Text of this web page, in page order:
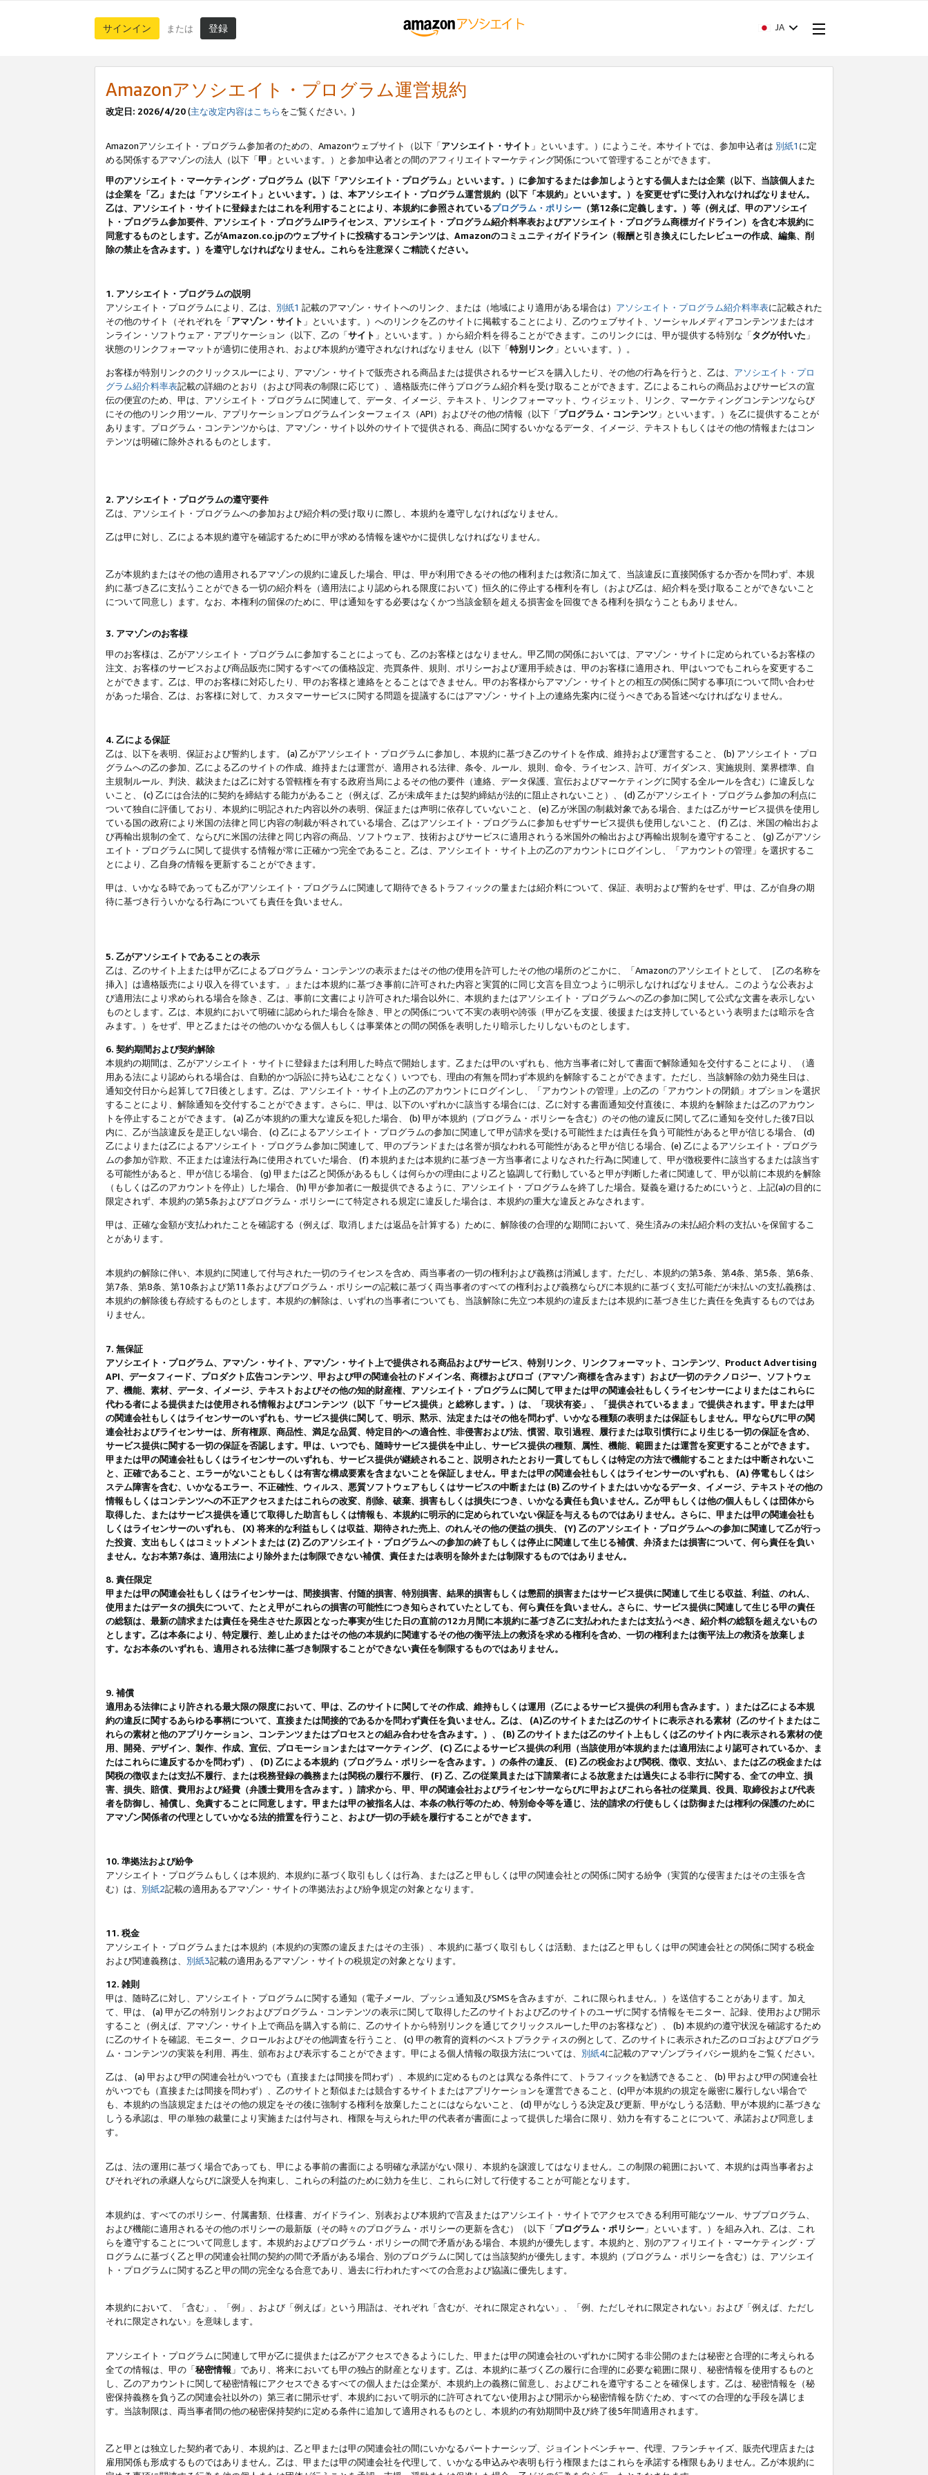
サインイン または 登録 JA
Amazonアソシエイト・プログラム運営規約
改定日: 2026/4/20(主な改定内容はこちらをご覧ください。)
Amazonアソシエイト・プログラム参加者のための、Amazonウェブサイト（以下「アソシエイト・サイト 」といいます。）にようこそ。本サイトでは、参加申込者は 別紙1 に定
める関係するアマゾンの法人（以下「甲 」といいます。）と参加申込者との間のアフィリエイトマーケティング関係について管理することができます。
甲のアソシエイト・マーケティング・プログラム（以下「アソシエイト・プログラム」といいます。）に参加するまたは参加しようとする個人または企業（以下、当該個人また
は企業を「乙」または「アソシエイト」といいます。）は、本アソシエイト・プログラム運営規約（以下「本規約」といいます。）を変更せずに受け入れなければなりません。
乙は、アソシエイト・サイトに登録またはこれを利用することにより、本規約に参照されているプログラム・ポリシー （第12条に定義します。）等（例えば、甲のアソシエイ
ト・プログラム参加要件、アソシエイト・プログラムIPライセンス、アソシエイト・プログラム紹介料率表およびアソシエイト・プログラム商標ガイドライン）を含む本規約に
同意するものとします。乙がAmazon.co.jpのウェブサイトに投稿するコンテンツは、Amazonのコミュニティガイドライン（報酬と引き換えにしたレビューの作成、編集、削
除の禁止を含みます。）を遵守しなければなりません。これらを注意深くご精読ください。
1. アソシエイト・プログラムの説明
アソシエイト・プログラムにより、乙は、 別紙1 記載のアマゾン・サイトへのリンク、または（地域により適用がある場合は） アソシエイト・プログラム紹介料率表に記載された
その他のサイト（それぞれを「アマゾン・サイト 」といいます。）へのリンクを乙のサイトに掲載することにより、乙のウェブサイト、ソーシャルメディアコンテンツまたはオ
ンライン・ソフトウェア・アプリケーション（以下、乙の「サイト 」といいます。）から紹介料を得ることができます。このリンクには、甲が提供する特別な「タグが付いた 」
状態のリンクフォーマットが適切に使用され、および本規約が遵守されなければなりません（以下「特別リンク 」といいます。）。
お客様が特別リンクのクリックスルーにより、アマゾン・サイトで販売される商品または提供されるサービスを購入したり、その他の行為を行うと、乙は、 アソシエイト・プロ
グラム紹介料率表記載の詳細のとおり（および同表の制限に応じて）、適格販売に伴うプログラム紹介料を受け取ることができます。乙によるこれらの商品およびサービスの宣
伝の便宜のため、甲は、アソシエイト・プログラムに関連して、データ、イメージ、テキスト、リンクフォーマット、ウィジェット、リンク、マーケティングコンテンツならび
にその他のリンク用ツール、アプリケーションプログラムインターフェイス（API）およびその他の情報（以下「プログラム・コンテンツ 」といいます。）を乙に提供することが
あります。プログラム・コンテンツからは、アマゾン・サイト以外のサイトで提供される、商品に関するいかなるデータ、イメージ、テキストもしくはその他の情報またはコン
テンツは明確に除外されるものとします。
2. アソシエイト・プログラムの遵守要件
乙は、アソシエイト・プログラムへの参加および紹介料の受け取りに際し、本規約を遵守しなければなりません。
乙は甲に対し、乙による本規約遵守を確認するために甲が求める情報を速やかに提供しなければなりません。
乙が本規約またはその他の適用されるアマゾンの規約に違反した場合、甲は、甲が利用できるその他の権利または救済に加えて、当該違反に直接関係するか否かを問わず、本規
約に基づき乙に支払うことができる一切の紹介料を（適用法により認められる限度において）恒久的に停止する権利を有し（および乙は、紹介料を受け取ることができないこと
について同意し）ます。なお、本権利の留保のために、甲は通知をする必要はなくかつ当該金額を超える損害金を回復できる権利を損なうこともありません。
3. アマゾンのお客様
甲のお客様は、乙がアソシエイト・プログラムに参加することによっても、乙のお客様とはなりません。甲乙間の関係においては、アマゾン・サイトに定められているお客様の
注文、お客様のサービスおよび商品販売に関するすべての価格設定、売買条件、規則、ポリシーおよび運用手続きは、甲のお客様に適用され、甲はいつでもこれらを変更するこ
とができます。乙は、甲のお客様に対応したり、甲のお客様と連絡をとることはできません。甲のお客様からアマゾン・サイトとの相互の関係に関する事項について問い合わせ
があった場合、乙は、お客様に対して、カスタマーサービスに関する問題を提議するにはアマゾン・サイト上の連絡先案内に従うべきである旨述べなければなりません。
4. 乙による保証
乙は、以下を表明、保証および誓約します。 (a) 乙がアソシエイト・プログラムに参加し、本規約に基づき乙のサイトを作成、維持および運営すること、 (b) アソシエイト・プロ
グラムへの乙の参加、乙による乙のサイトの作成、維持または運営が、適用される法律、条令、ルール、規則、命令、ライセンス、許可、ガイダンス、実施規則、業界標準、自
主規制ルール、判決、裁決または乙に対する管轄権を有する政府当局によるその他の要件（連絡、データ保護、宣伝およびマーケティングに関する全ルールを含む）に違反しな
いこと、 (c) 乙には合法的に契約を締結する能力があること（例えば、乙が未成年または契約締結が法的に阻止されないこと）、 (d) 乙がアソシエイト・プログラム参加の利点に
ついて独自に評価しており、本規約に明記された内容以外の表明、保証または声明に依存していないこと、 (e) 乙が米国の制裁対象である場合、または乙がサービス提供を使用し
ている国の政府により米国の法律と同じ内容の制裁が科されている場合、乙はアソシエイト・プログラムに参加もせずサービス提供も使用しないこと、 (f) 乙は、米国の輸出およ
び再輸出規制の全て、ならびに米国の法律と同じ内容の商品、ソフトウェア、技術およびサービスに適用されうる米国外の輸出および再輸出規制を遵守すること、 (g) 乙がアソシ
エイト・プログラムに関して提供する情報が常に正確かつ完全であること。乙は、アソシエイト・サイト上の乙のアカウントにログインし、「アカウントの管理」を選択するこ
とにより、乙自身の情報を更新することができます。
甲は、いかなる時であっても乙がアソシエイト・プログラムに関連して期待できるトラフィックの量または紹介料について、保証、表明および誓約をせず、甲は、乙が自身の期
待に基づき行ういかなる行為についても責任を負いません。
5. 乙がアソシエイトであることの表示
乙は、乙のサイト上または甲が乙によるプログラム・コンテンツの表示またはその他の使用を許可したその他の場所のどこかに、「Amazonのアソシエイトとして、［乙の名称を
挿入］は適格販売により収入を得ています。」または本規約に基づき事前に許可された内容と実質的に同じ文言を目立つように明示しなければなりません。このような公表およ
び適用法により求められる場合を除き、乙は、事前に文書により許可された場合以外に、本規約またはアソシエイト・プログラムへの乙の参加に関して公式な文書を表示しない
ものとします。乙は、本規約において明確に認められた場合を除き、甲との関係について不実の表明や誇張（甲が乙を支援、後援または支持しているという表明または暗示を含
みます。）をせず、甲と乙またはその他のいかなる個人もしくは事業体との間の関係を表明したり暗示したりしないものとします。
6. 契約期間および契約解除
本規約の期間は、乙がアソシエイト・サイトに登録または利用した時点で開始します。乙または甲のいずれも、他方当事者に対して書面で解除通知を交付することにより、（適
用ある法により認められる場合は、自動的かつ訴訟に持ち込むことなく）いつでも、理由の有無を問わず本規約を解除することができます。ただし、当該解除の効力発生日は、
通知交付日から起算して7日後とします。乙は、アソシエイト・サイト上の乙のアカウントにログインし、「アカウントの管理」上の乙の「アカウントの閉鎖」オプションを選択
することにより、解除通知を交付することができます。さらに、甲は、以下のいずれかに該当する場合には、乙に対する書面通知交付直後に、本規約を解除または乙のアカウン
トを停止することができます。 (a) 乙が本規約の重大な違反を犯した場合、 (b) 甲が本規約（プログラム・ポリシーを含む）のその他の違反に関して乙に通知を交付した後7日以
内に、乙が当該違反を是正しない場合、 (c) 乙によるアソシエイト・プログラムの参加に関連して甲が請求を受ける可能性または責任を負う可能性があると甲が信じる場合、 (d)
乙によりまたは乙によるアソシエイト・プログラム参加に関連して、甲のブランドまたは名誉が損なわれる可能性があると甲が信じる場合、(e) 乙によるアソシエイト・プログラ
ムの参加が詐欺、不正または違法行為に使用されていた場合、 (f) 本規約または本規約に基づき一方当事者によりなされた行為に関連して、甲が徴税要件に該当するまたは該当す
る可能性があると、甲が信じる場合、 (g) 甲または乙と関係があるもしくは何らかの理由により乙と協調して行動していると甲が判断した者に関連して、甲が以前に本規約を解除
（もしくは乙のアカウントを停止）した場合、 (h) 甲が参加者に一般提供できるように、アソシエイト・プログラムを終了した場合。疑義を避けるためにいうと、上記(a)の目的に
限定されず、本規約の第5条およびプログラム・ポリシーにて特定される規定に違反した場合は、本規約の重大な違反とみなされます。
甲は、正確な金額が支払われたことを確認する（例えば、取消しまたは返品を計算する）ために、解除後の合理的な期間において、発生済みの未払紹介料の支払いを保留するこ
とがあります。
本規約の解除に伴い、本規約に関連して付与された一切のライセンスを含め、両当事者の一切の権利および義務は消滅します。ただし、本規約の第3条、第4条、第5条、第6条、
第7条、第8条、第10条および第11条およびプログラム・ポリシーの記載に基づく両当事者のすべての権利および義務ならびに本規約に基づく支払可能だが未払いの支払義務は、
本規約の解除後も存続するものとします。本規約の解除は、いずれの当事者についても、当該解除に先立つ本規約の違反または本規約に基づき生じた責任を免責するものではあ
りません。
7. 無保証
アソシエイト・プログラム、アマゾン・サイト、アマゾン・サイト上で提供される商品およびサービス、特別リンク、リンクフォーマット、コンテンツ、Product Advertising
API、データフィード、プロダクト広告コンテンツ、甲および甲の関連会社のドメイン名、商標およびロゴ（アマゾン商標を含みます）および一切のテクノロジー、ソフトウェ
ア、機能、素材、データ、イメージ、テキストおよびその他の知的財産権、アソシエイト・プログラムに関して甲または甲の関連会社もしくライセンサーによりまたはこれらに
代わる者による提供または使用される情報およびコンテンツ（以下「サービス提供」と総称します。）は、「現状有姿」、「提供されているまま」で提供されます。甲または甲
の関連会社もしくはライセンサーのいずれも、サービス提供に関して、明示、黙示、法定またはその他を問わず、いかなる種類の表明または保証もしません。甲ならびに甲の関
連会社およびライセンサーは、所有権原、商品性、満足な品質、特定目的への適合性、非侵害および法、慣習、取引過程、履行または取引慣行により生じる一切の保証を含め、
サービス提供に関する一切の保証を否認します。甲は、いつでも、随時サービス提供を中止し、サービス提供の種類、属性、機能、範囲または運営を変更することができます。
甲または甲の関連会社もしくはライセンサーのいずれも、サービス提供が継続されること、説明されたとおり一貫してもしくは特定の方法で機能することまたは中断されないこ
と、正確であること、エラーがないこともしくは有害な構成要素を含まないことを保証しません。甲または甲の関連会社もしくはライセンサーのいずれも、 (A) 停電もしくはシ
ステム障害を含む、いかなるエラー、不正確性、ウィルス、悪質ソフトウェアもしくはサービスの中断または (B) 乙のサイトまたはいかなるデータ、イメージ、テキストその他の
情報もしくはコンテンツへの不正アクセスまたはこれらの改変、削除、破棄、損害もしくは損失につき、いかなる責任も負いません。乙が甲もしくは他の個人もしくは団体から
取得した、またはサービス提供を通じて取得した助言もしくは情報も、本規約に明示的に定められていない保証を与えるものではありません。さらに、甲または甲の関連会社も
しくはライセンサーのいずれも、 (X) 将来的な利益もしくは収益、期待された売上、のれんその他の便益の損失、 (Y) 乙のアソシエイト・プログラムへの参加に関連して乙が行っ
た投資、支出もしくはコミットメントまたは (Z) 乙のアソシエイト・プログラムへの参加の終了もしくは停止に関連して生じる補償、弁済または損害について、何ら責任を負い
ません。なお本第7条は、適用法により除外または制限できない補償、責任または表明を除外または制限するものではありません。
8. 責任限定
甲または甲の関連会社もしくはライセンサーは、間接損害、付随的損害、特別損害、結果的損害もしくは懲罰的損害またはサービス提供に関連して生じる収益、利益、のれん、
使用またはデータの損失について、たとえ甲がこれらの損害の可能性につき知らされていたとしても、何ら責任を負いません。さらに、サービス提供に関連して生じる甲の責任
の総額は、最新の請求または責任を発生させた原因となった事実が生じた日の直前の12カ月間に本規約に基づき乙に支払われたまたは支払うべき、紹介料の総額を超えないもの
とします。乙は本条により、特定履行、差し止めまたはその他の本規約に関連するその他の衡平法上の救済を求める権利を含め、一切の権利または衡平法上の救済を放棄しま
す。なお本条のいずれも、適用される法律に基づき制限することができない責任を制限するものではありません。
9. 補償
適用ある法律により許される最大限の限度において、甲は、乙のサイトに関してその作成、維持もしくは運用（乙によるサービス提供の利用も含みます。）または乙による本規
約の違反に関するあらゆる事柄について、直接または間接的であるかを問わず責任を負いません。乙は、 (A)乙のサイトまたは乙のサイトに表示される素材（乙のサイトまたはこ
れらの素材と他のアプリケーション、コンテンツまたはプロセスとの組み合わせを含みます。）、 (B) 乙のサイトまたは乙のサイト上もしくは乙のサイト内に表示される素材の使
用、開発、デザイン、製作、作成、宣伝、プロモーションまたはマーケティング、 (C) 乙によるサービス提供の利用（当該使用が本規約または適用法により認可されているか、ま
たはこれらに違反するかを問わず）、 (D) 乙による本規約（プログラム・ポリシーを含みます。）の条件の違反、 (E) 乙の税金および関税、徴収、支払い、または乙の税金または
関税の徴収または支払不履行、または税務登録の義務または関税の履行不履行、 (F) 乙、乙の従業員または下請業者による故意または過失による非行に関する、全ての申立、損
害、損失、賠償、費用および経費（弁護士費用を含みます。）請求から、甲、甲の関連会社およびライセンサーならびに甲およびこれら各社の従業員、役員、取締役および代表
者を防御し、補償し、免責することに同意します。甲または甲の被指名人は、本条の執行等のため、特別命令等を通じ、法的請求の行使もしくは防御または権利の保護のために
アマゾン関係者の代理としていかなる法的措置を行うこと、および一切の手続を履行することができます。
10. 準拠法および紛争
アソシエイト・プログラムもしくは本規約、本規約に基づく取引もしくは行為、または乙と甲もしくは甲の関連会社との関係に関する紛争（実質的な侵害またはその主張を含
む）は、 別紙2記載の適用あるアマゾン・サイトの準拠法および紛争規定の対象となります。
11. 税金
アソシエイト・プログラムまたは本規約（本規約の実際の違反またはその主張）、本規約に基づく取引もしくは活動、または乙と甲もしくは甲の関連会社との関係に関する税金
および関連義務は、 別紙3記載の適用あるアマゾン・サイトの税規定の対象となります。
12. 雑則
甲は、随時乙に対し、アソシエイト・プログラムに関する通知（電子メール、プッシュ通知及びSMSを含みますが、これに限られません。）を送信することがあります。加え
て、甲は、 (a) 甲が乙の特別リンクおよびプログラム・コンテンツの表示に関して取得した乙のサイトおよび乙のサイトのユーザに関する情報をモニター、記録、使用および開示
すること（例えば、アマゾン・サイト上で商品を購入する前に、乙のサイトから特別リンクを通じてクリックスルーした甲のお客様など）、 (b) 本規約の遵守状況を確認するため
に乙のサイトを確認、モニター、クロールおよびその他調査を行うこと、 (c) 甲の教育的資料のベストプラクティスの例として、乙のサイトに表示された乙のロゴおよびプログラ
ム・コンテンツの実装を利用、再生、頒布および表示することができます。甲による個人情報の取扱方法については、 別紙4に記載のアマゾンプライバシー規約をご覧ください。
乙は、 (a) 甲および甲の関連会社がいつでも（直接または間接を問わず）、本規約に定めるものとは異なる条件にて、トラフィックを勧誘できること、 (b) 甲および甲の関連会社
がいつでも（直接または間接を問わず）、乙のサイトと類似または競合するサイトまたはアプリケーションを運営できること、(c)甲が本規約の規定を厳密に履行しない場合で
も、本規約の当該規定またはその他の規定をその後に強制する権利を放棄したことにはならないこと、 (d) 甲がなしうる決定及び更新、甲がなしうる活動、甲が本規約に基づきな
しうる承認は、甲の単独の裁量により実施または付与され、権限を与えられた甲の代表者が書面によって提供した場合に限り、効力を有することについて、承諾および同意しま
す。
乙は、法の運用に基づく場合であっても、甲による事前の書面による明確な承諾がない限り、本規約を譲渡してはなりません。この制限の範囲において、本規約は両当事者およ
びそれぞれの承継人ならびに譲受人を拘束し、これらの利益のために効力を生じ、これらに対して行使することが可能となります。
本規約は、すべてのポリシー、付属書類、仕様書、ガイドライン、別表および本規約で言及またはアソシエイト・サイトでアクセスできる利用可能なツール、サブプログラム、
および機能に適用されるその他のポリシーの最新版（その時々のプログラム・ポリシーの更新を含む）（以下「プログラム・ポリシー 」といいます。）を組み入れ、乙は、これ
らを遵守することについて同意します。本規約およびプログラム・ポリシーの間で矛盾がある場合、本規約が優先します。本規約と、別のアフィリエイト・マーケティング・プ
ログラムに基づく乙と甲の関連会社間の契約の間で矛盾がある場合、別のプログラムに関しては当該契約が優先します。本規約（プログラム・ポリシーを含む）は、アソシエイ
ト・プログラムに関する乙と甲の間の完全なる合意であり、過去に行われたすべての合意および協議に優先します。
本規約において、「含む」、「例」、および「例えば」という用語は、それぞれ「含むが、それに限定されない」、「例、ただしそれに限定されない」および「例えば、ただし
それに限定されない」を意味します。
アソシエイト・プログラムに関連して甲が乙に提供または乙がアクセスできるようにした、甲または甲の関連会社のいずれかに関する非公開のまたは秘密と合理的に考えられる
全ての情報は、甲の「秘密情報 」であり、将来においても甲の独占的財産となります。乙は、本規約に基づく乙の履行に合理的に必要な範囲に限り、秘密情報を使用するものと
し、乙のアカウントに関して秘密情報にアクセスできるすべての個人または企業が、本規約上の義務に留意し、およびこれを遵守することを確保します。乙は、秘密情報を（秘
密保持義務を負う乙の関連会社以外の）第三者に開示せず、本規約において明示的に許可されてない使用および開示から秘密情報を防ぐため、すべての合理的な手段を講じま
す。当該制限は、両当事者間の他の秘密保持契約に定める条件に追加して適用されるものとし、本規約の有効期間中及び終了後5年間適用されます。
乙と甲とは独立した契約者であり、本規約は、乙と甲または甲の関連会社の間にいかなるパートナーシップ、ジョイントベンチャー、代理、フランチャイズ、販売代理店または
雇用関係も形成するものではありません。乙は、甲または甲の関連会社を代理して、いかなる申込みや表明も行う権限またはこれらを承諾する権限もありません。乙が本規約に